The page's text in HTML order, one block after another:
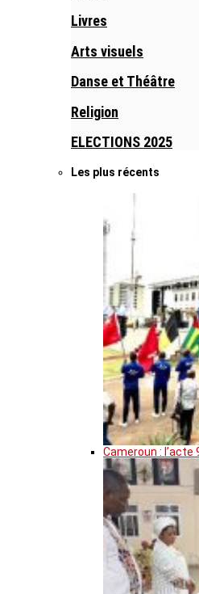
Livres
Arts visuels
Danse et Théâtre
Religion
ELECTIONS 2025
Les plus récents
Cameroun : l’acte